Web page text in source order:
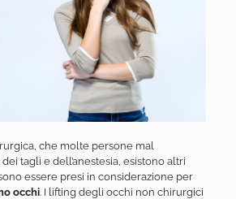
che molte persone mal
tagli e dell’anestesia, esistono altri
essere presi in considerazione per
occhi. I lifting degli occhi non chirurgici